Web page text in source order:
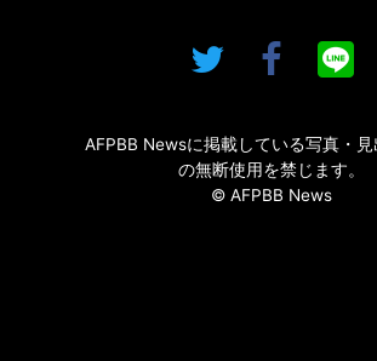
AFPBB Newsに掲載している写真・
の無断使用を禁じます。
© AFPBB News